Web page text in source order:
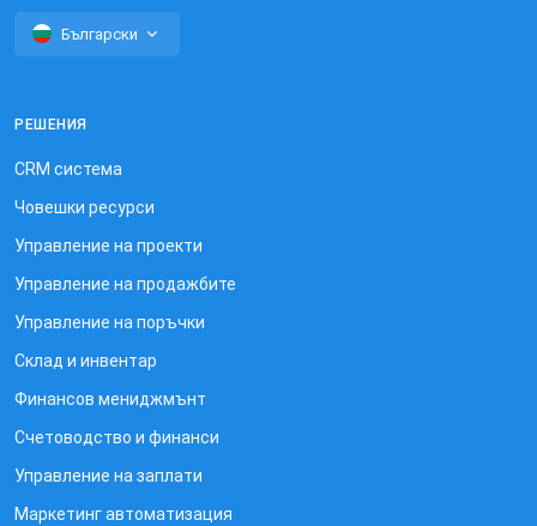
Български
РЕШЕНИЯ
CRM система
Човешки ресурси
Управление на проекти
Управление на продажбите
Управление на поръчки
Склад и инвентар
Финансов мениджмънт
Счетоводство и финанси
Управление на заплати
Маркетинг автоматизация